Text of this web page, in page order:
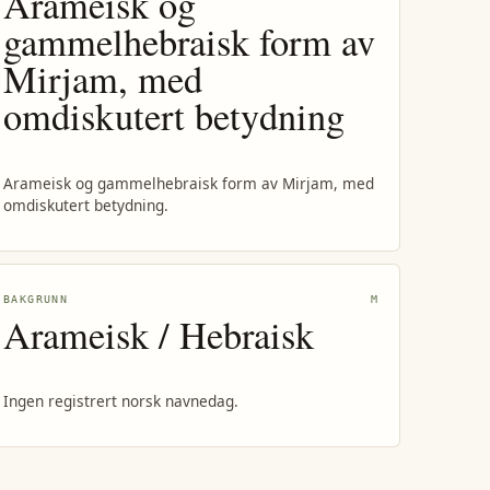
gammelhebraisk form av
Mirjam, med
omdiskutert betydning
Arameisk og gammelhebraisk form av Mirjam, med
omdiskutert betydning.
BAKGRUNN M
Arameisk / Hebraisk
Ingen registrert norsk navnedag.